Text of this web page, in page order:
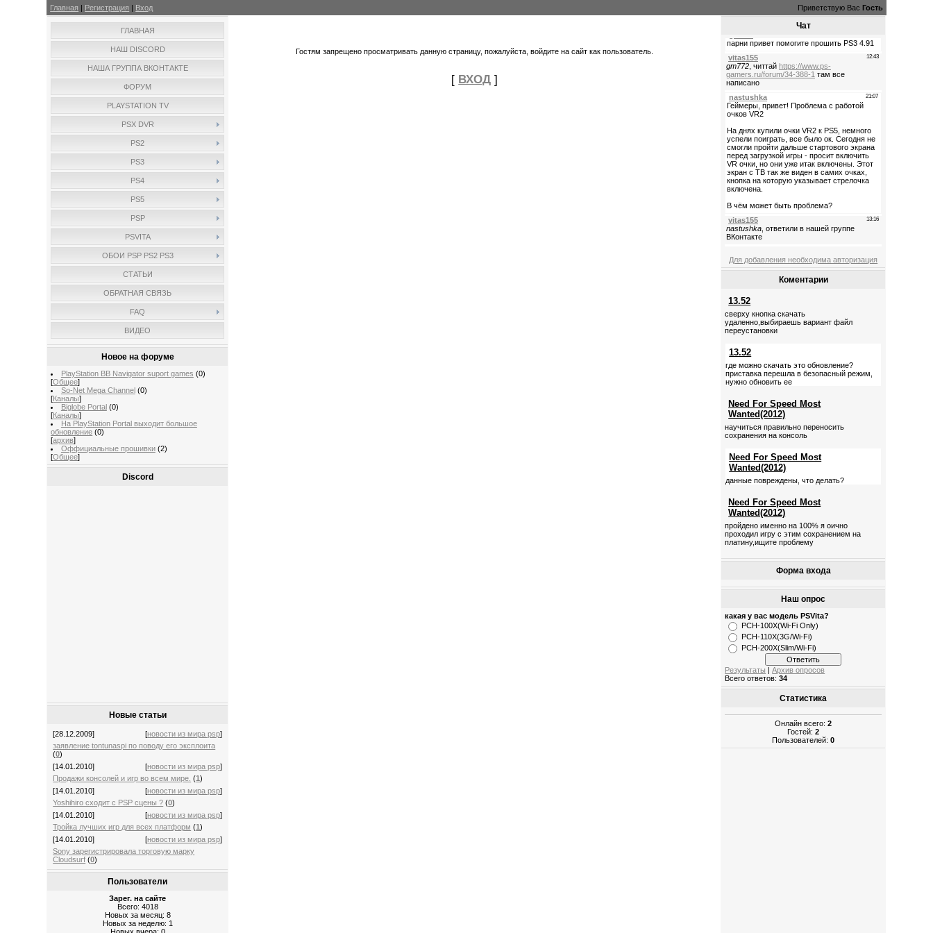
Главная | Регистрация | Вход Приветствую Вас Гость
ГЛАВНАЯ
НАШ DISCORD
НАША ГРУППА ВКОНТАКТЕ
ФОРУМ
PLAYSTATION TV
PSX DVR
PS2
PS3
PS4
PS5
PSP
PSVITA
ОБОИ PSP PS2 PS3
СТАТЬИ
ОБРАТНАЯ СВЯЗЬ
FAQ
ВИДЕО
Новое на форуме
PlayStation BB Navigator suport games (0)
[Общее]
So-Net Mega Channel (0)
[Каналы]
Biglobe Portal (0)
[Каналы]
На PlayStation Portal выходит большое
обновление (0)
[архив]
Оффициальные прошивки (2)
[Общее]
Discord
Новые статьи
[28.12.2009] [новости из мира psp]
заявление tontunaspi по поводу его эксплоита
(0)
[14.01.2010]
[новости из мира psp]
Продажи консолей и игр во всем мире. (1)
[14.01.2010]
[новости из мира psp]
Yoshihiro сходит с PSP сцены ? (0)
[14.01.2010]
[новости из мира psp]
Тройка лучших игр для всех платформ (1)
[14.01.2010]
[новости из мира psp]
Sony зарегистрировала торговую марку
Cloudsurf (0)
Пользователи
Зарег. на сайте
Всего: 4018
Новых за месяц: 8
Новых за неделю: 1
Гостям запрещено просматривать данную страницу, пожалуйста, войдите на сайт как пользователь.
[ ВХОД ]
Чат
Для добавления необходима авторизация
Коментарии
13.52
сверху кнопка скачать
удаленно,выбираешь вариант файл
переустановки
13.52
где можно скачать это обновление?
приставка перешла в безопасный режим,
нужно обновить ее
Need For Speed Most
Wanted(2012)
научиться правильно переносить
сохранения на консоль
Need For Speed Most
Wanted(2012)
данные повреждены, что делать?
Need For Speed Most
Wanted(2012)
пройдено именно на 100% я оично
проходил игру с этим сохранением на
платину,ищите проблему
Форма входа
Наш опрос
какая у вас модель PSVita?
РСН-100X(Wi-Fi Only)
PCH-110X(3G/Wi-Fi)
PCH-200X(Slim/Wi-Fi)
Результаты |Архив опросов
Всего ответов:34
Статистика
Онлайн всего:2
Гостей:2
Пользователей:0